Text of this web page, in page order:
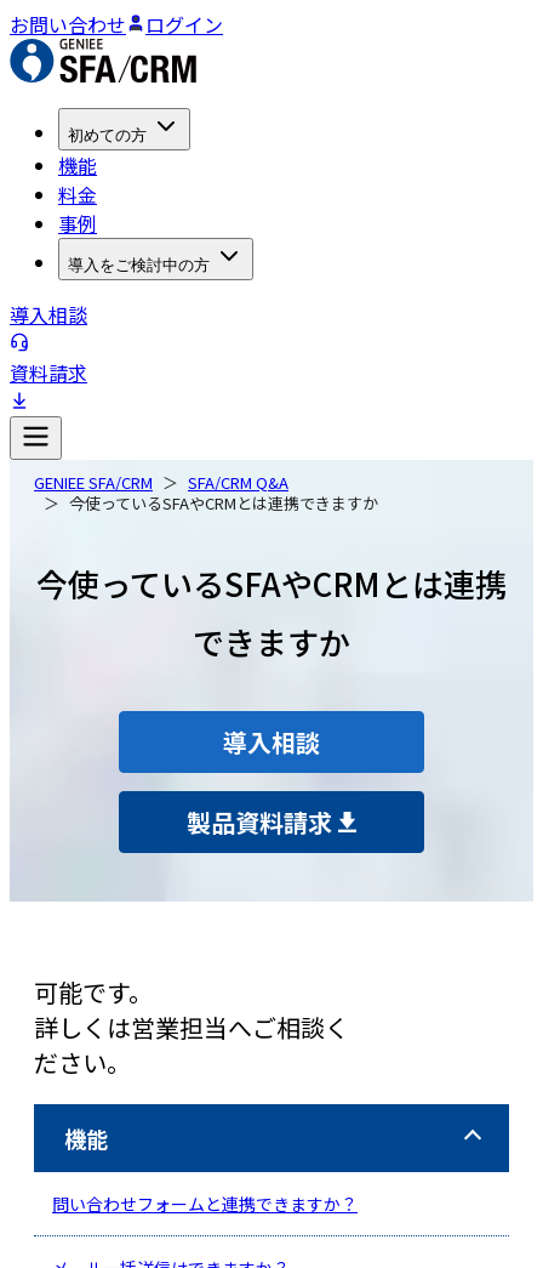
お問い合わせ ログイン
初めての方
機能
料金
事例
導入をご検討中の方
導入相談
資料請求
GENIEE SFA/CRM
SFA/CRM Q&A
今使っているSFAやCRMとは連携できますか
今使っているSFAやCRMとは連携
できますか
導入相談
製品資料請求
機能
問い合わせフォームと連携できますか？
可能です。
詳しくは営業担当へご相談く
ださい。